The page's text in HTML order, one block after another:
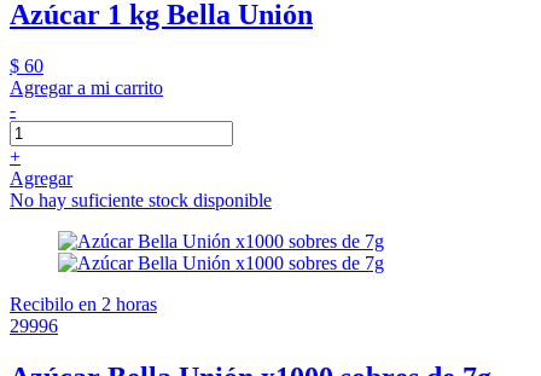
Azúcar 1 kg Bella Unión
$ 60
Agregar a mi carrito
-
+
Agregar
No hay suficiente stock disponible
Recibilo en 2 horas
29996